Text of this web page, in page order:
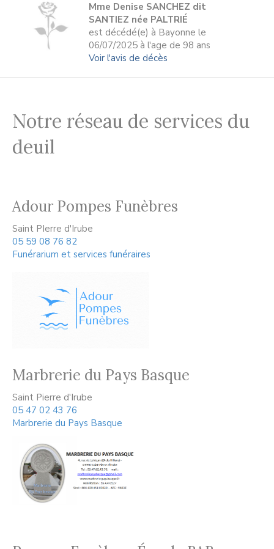
Mme Denise SANCHEZ dit
SANTIEZ née PALTRIÉ
est décédé(e) à Bayonne le
06/07/2025 à l'age de 98 ans
Voir l'avis de décès
Notre réseau de services du
deuil
Adour Pompes Funèbres
Saint PIerre d'Irube
05 59 08 76 82
Funérarium et services funéraires
Marbrerie du Pays Basque
Saint Pierre d'Irube
05 47 02 43 76
Marbrerie du Pays Basque